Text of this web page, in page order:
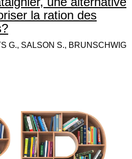
la ration des
G., SALSON S., BRUNSCHWIG